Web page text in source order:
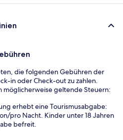
die folgenden Gebühren der
in oder Check-out zu zahlen.
möglicherweise geltende Steuern:
erhebt eine Tourismusabgabe:
pro Nacht. Kinder unter 18 Jahren
befreit.